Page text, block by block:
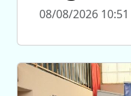
08/08/2026 10:51